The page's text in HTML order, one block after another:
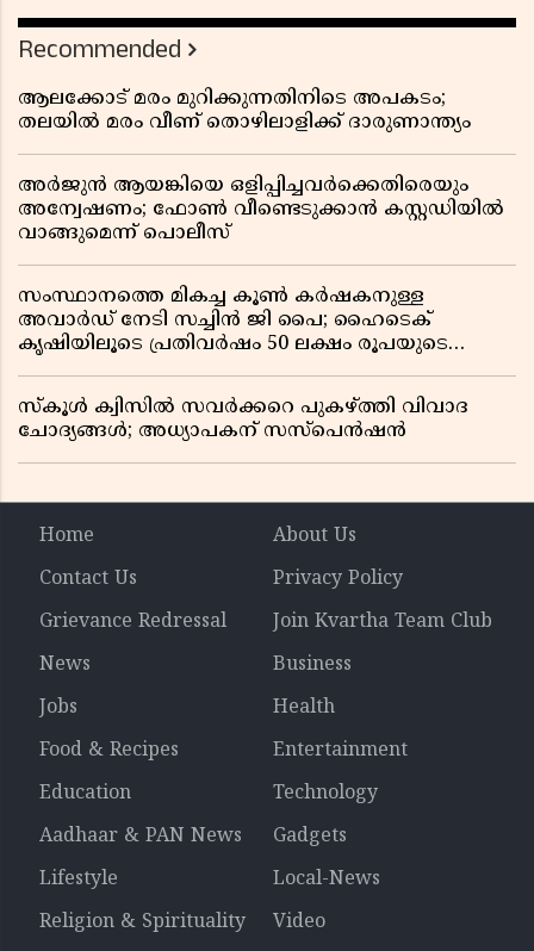
Recommended
ആലക്കോട് മരം മുറിക്കുന്നതിനിടെ അപകടം;
തലയിൽ മരം വീണ് തൊഴിലാളിക്ക് ദാരുണാന്ത്യം
അർജുൻ ആയങ്കിയെ ഒളിപ്പിച്ചവർക്കെതിരെയും
അന്വേഷണം; ഫോൺ വീണ്ടെടുക്കാൻ കസ്റ്റഡിയിൽ
വാങ്ങുമെന്ന് പൊലീസ്
സംസ്ഥാനത്തെ മികച്ച കൂൺ കർഷകനുള്ള
അവാർഡ് നേടി സച്ചിൻ ജി പൈ; ഹൈടെക്
കൃഷിയിലൂടെ പ്രതിവർഷം 50 ലക്ഷം രൂപയുടെ
സ്കൂൾ ക്വിസിൽ സവർക്കറെ പുകഴ്ത്തി വിവാദ
ചോദ്യങ്ങൾ; അധ്യാപകന് സസ്പെൻഷൻ
Home
About Us
Contact Us
Privacy Policy
Grievance Redressal
Join Kvartha Team Club
News
Business
Jobs
Health
Food & Recipes
Entertainment
Education
Technology
Aadhaar & PAN News
Gadgets
Lifestyle
Local-News
Religion & Spirituality
Video